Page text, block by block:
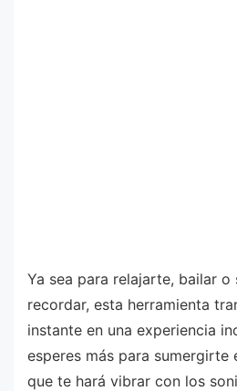
Ya sea para relajarte, bailar o
recordar, esta herramienta
instante en una experiencia
esperes más para sumergirte
que te hará vibrar con los